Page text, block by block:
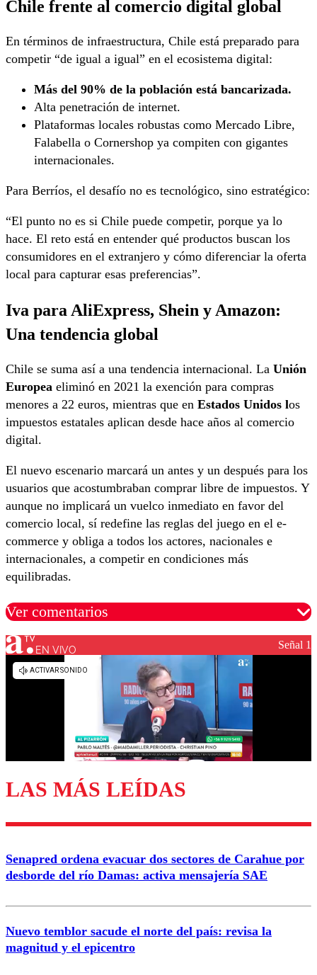
Chile frente al comercio digital global
En términos de infraestructura, Chile está preparado para
competir “de igual a igual” en el ecosistema digital:
Más del 90% de la población está bancarizada.
Alta penetración de internet.
Plataformas locales robustas como Mercado Libre,
Falabella o Cornershop ya compiten con gigantes
internacionales.
Para Berríos, el desafío no es tecnológico, sino estratégico:
“El punto no es si Chile puede competir, porque ya lo
hace. El reto está en entender qué productos buscan los
consumidores en el extranjero y cómo diferenciar la oferta
local para capturar esas preferencias”.
Iva para AliExpress, Shein y Amazon:
Una tendencia global
Chile se suma así a una tendencia internacional. La Unión
Europea eliminó en 2021 la exención para compras
menores a 22 euros, mientras que en Estados Unidos los
impuestos estatales aplican desde hace años al comercio
digital.
El nuevo escenario marcará un antes y un después para los
usuarios que acostumbraban comprar libre de impuestos. Y
aunque no implicará un vuelco inmediato en favor del
comercio local, sí redefine las reglas del juego en el e-
commerce y obliga a todos los actores, nacionales e
internacionales, a competir en condiciones más
equilibradas.
Ver comentarios
Los comentarios son moderados para garantizar un
diálogo respetuoso.
Enviar comentario
EN VIVO Señal 1
LAS MÁS LEÍDAS
Senapred ordena evacuar dos sectores de Carahue por
desborde del río Damas: activa mensajería SAE
Nuevo temblor sacude el norte del país: revisa la
magnitud y el epicentro